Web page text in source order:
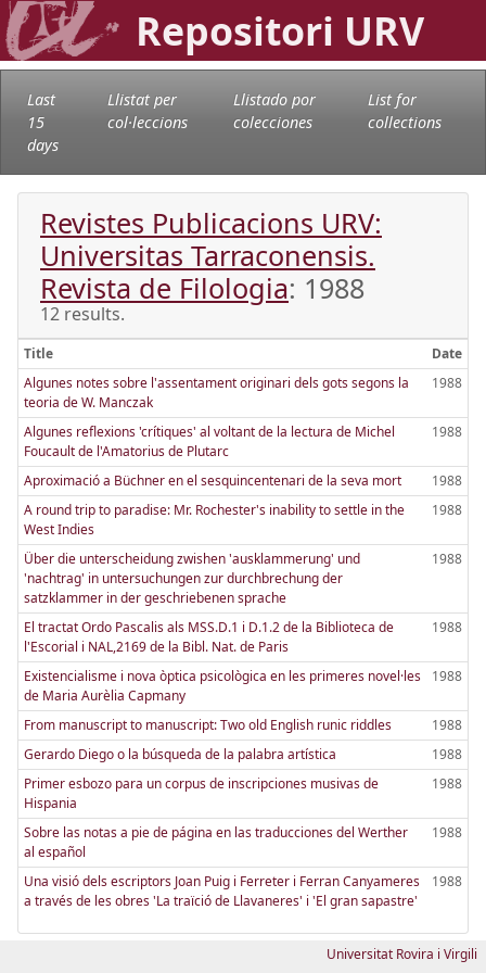
Repositori URV
Last
15
days
Llistat per
col·leccions
Llistado por
colecciones
List for
collections
Revistes Publicacions URV:
Universitas Tarraconensis.
Revista de Filologia: 1988
12 results.
Title
Date
Algunes notes sobre l'assentament originari dels gots segons la
teoria de W. Manczak
1988
Algunes reflexions 'crítiques' al voltant de la lectura de Michel
Foucault de l'Amatorius de Plutarc
1988
Aproximació a Büchner en el sesquincentenari de la seva mort
1988
A round trip to paradise: Mr. Rochester's inability to settle in the
West Indies
1988
Über die unterscheidung zwishen 'ausklammerung' und
'nachtrag' in untersuchungen zur durchbrechung der
satzklammer in der geschriebenen sprache
1988
El tractat Ordo Pascalis als MSS.D.1 i D.1.2 de la Biblioteca de
l'Escorial i NAL,2169 de la Bibl. Nat. de Paris
1988
Existencialisme i nova òptica psicològica en les primeres novel·les
de Maria Aurèlia Capmany
1988
From manuscript to manuscript: Two old English runic riddles
1988
Gerardo Diego o la búsqueda de la palabra artística
1988
Primer esbozo para un corpus de inscripciones musivas de
Hispania
1988
Sobre las notas a pie de página en las traducciones del Werther
al español
1988
Una visió dels escriptors Joan Puig i Ferreter i Ferran Canyameres
a través de les obres 'La traïció de Llavaneres' i 'El gran sapastre'
1988
Universitat Rovira i Virgili